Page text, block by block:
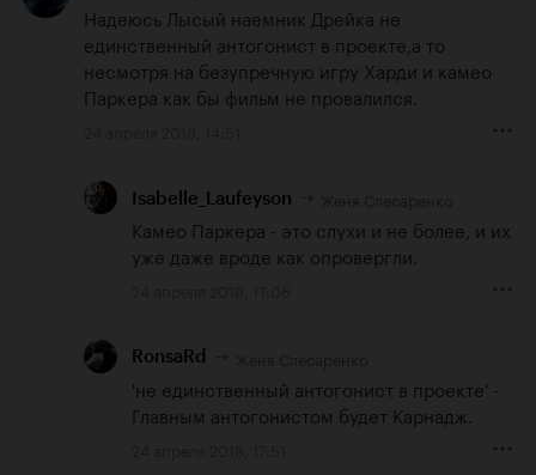
Надеюсь Лысый наемник Дрейка не
единственный антогонист в проекте,а то
несмотря на безупречную игру Харди и камео
Паркера как бы фильм не провалился.
Isabelle_Laufeyson
Камео Паркера - это слухи и не более, и их
уже даже вроде как опровергли.
RonsaRd
'не единственный антогонист в проекте' -
Главным антогонистом будет Карнадж.